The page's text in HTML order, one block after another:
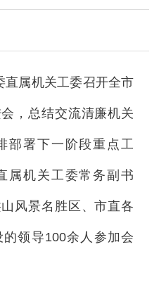
属机关工委召开全市
，总结交流清廉机关
部署下一阶段重点工
属机关工委常务副书
风景名胜区、市直各
领导100余人参加会